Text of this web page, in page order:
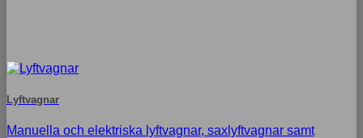
Lyftvagnar
Manuella och elektriska lyftvagnar, saxlyftvagnar samt